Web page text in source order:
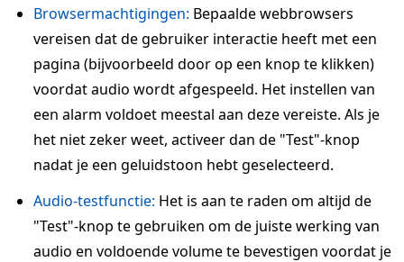
Browsermachtigingen: Bepaalde webbrowsers
vereisen dat de gebruiker interactie heeft met een
pagina (bijvoorbeeld door op een knop te klikken)
voordat audio wordt afgespeeld. Het instellen van
een alarm voldoet meestal aan deze vereiste. Als je
het niet zeker weet, activeer dan de "Test"-knop
nadat je een geluidstoon hebt geselecteerd.
Audio-testfunctie: Het is aan te raden om altijd de
"Test"-knop te gebruiken om de juiste werking van
audio en voldoende volume te bevestigen voordat je